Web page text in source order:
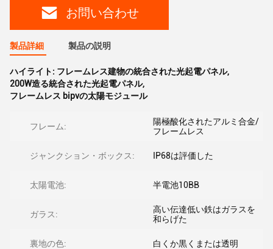
お問い合わせ
製品詳細 製品の説明
ハイライト: フレームレス建物の統合された光起電パネル,
200W造る統合された光起電パネル,
フレームレス bipvの太陽モジュール
フレーム:
陽極酸化されたアルミ合金/
フレームレス
ジャンクション・ボックス: IP68は評価した
太陽電池: 半電池10BB
ガラス:
高い伝達低い鉄はガラスを
和らげた
裏地の色: 白くか黒くまたは透明